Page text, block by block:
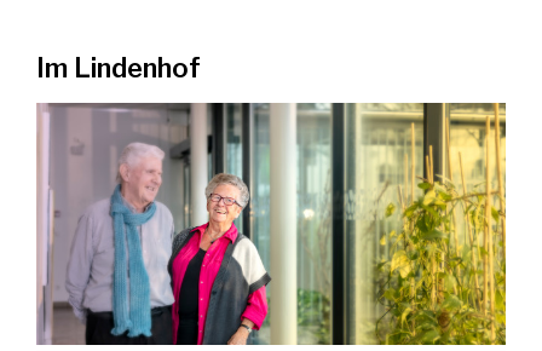
Im Lindenhof